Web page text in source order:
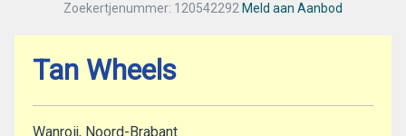
Zoekertjenummer: 120542292 Meld aan Aanbod
Tan Wheels
Wanroij, Noord-Brabant